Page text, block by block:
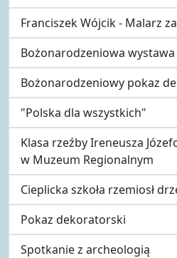
Franciszek Wójcik - Malarz
Bożonarodzeniowa
Bożonarodzeniowy pokaz
"Polska dla wszystkich"
Klasa rzeźby Ireneusza
w Muzeum Regionalnym
Cieplicka szkoła rzemiosł
Pokaz dekoratorski
Spotkanie z archeologią